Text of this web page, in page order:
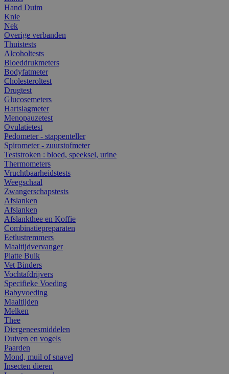
Hand Duim
Knie
Nek
Overige verbanden
Thuistests
Alcoholtests
Bloeddrukmeters
Bodyfatmeter
Cholesteroltest
Drugtest
Glucosemeters
Hartslagmeter
Menopauzetest
Ovulatietest
Pedometer - stappenteller
Spirometer - zuurstofmeter
Teststroken : bloed, speeksel, urine
Thermometers
Vruchtbaarheidstests
Weegschaal
Zwangerschapstests
Afslanken
Afslanken
Afslankthee en Koffie
Combinatiepreparaten
Eetlustremmers
Maaltijdvervanger
Platte Buik
Vet Binders
Vochtafdrijvers
Specifieke Voeding
Babyvoeding
Maaltijden
Melken
Thee
Diergeneesmiddelen
Duiven en vogels
Paarden
Mond, muil of snavel
Insecten dieren